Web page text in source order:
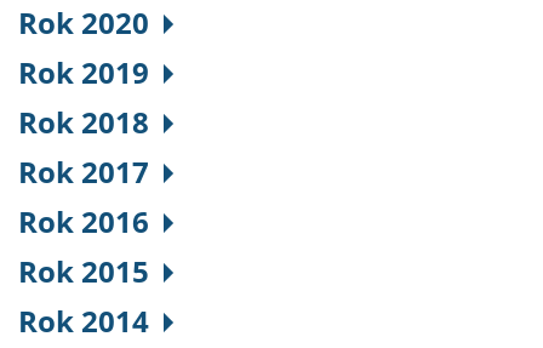
Rok 2020
Rok 2019
Rok 2018
Rok 2017
Rok 2016
Rok 2015
Rok 2014